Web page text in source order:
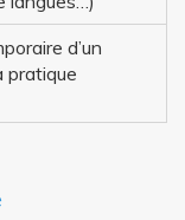
d’un
pratique